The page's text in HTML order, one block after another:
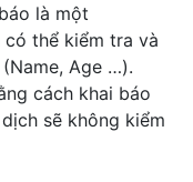
là một
thể kiểm tra và
Age …).
cách khai báo
sẽ không kiểm